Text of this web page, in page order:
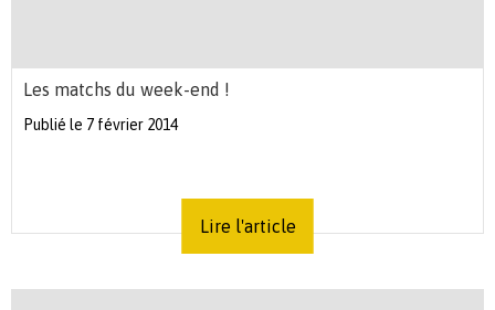
Les matchs du week-end !
Publié le 7 février 2014
Lire l'article